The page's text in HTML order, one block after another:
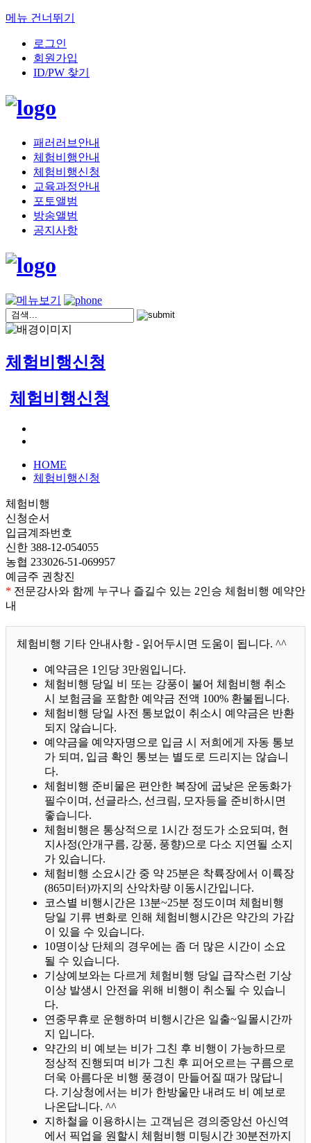
메뉴 건너뛰기
로그인
회원가입
ID/PW 찾기
패러러브안내
체험비행안내
체험비행신청
교육과정안내
포토앨범
방송앨범
공지사항
체험비행신청
체험비행신청
HOME
체험비행신청
체험비행
신청순서
입금계좌번호
신한 388-12-054055
농협 233026-51-069957
예금주 권창진
* 전문강사와 함께 누구나 즐길수 있는 2인승 체험비행 예약안
내
체험비행 기타 안내사항 - 읽어두시면 도움이 됩니다. ^^
예약금은 1인당 3만원입니다.
체험비행 당일 비 또는 강풍이 불어 체험비행 취소
시 보험금을 포함한 예약금 전액 100% 환불됩니다.
체험비행 당일 사전 통보없이 취소시 예약금은 반환
되지 않습니다.
예약금을 예약자명으로 입금 시 저희에게 자동 통보
가 되며, 입금 확인 통보는 별도로 드리지는 않습니
다.
체험비행 준비물은 편안한 복장에 굽낮은 운동화가
필수이며, 선글라스, 선크림, 모자등을 준비하시면
좋습니다.
체험비행은 통상적으로 1시간 정도가 소요되며, 현
지사정(안개구름, 강풍, 풍향)으로 다소 지연될 소지
가 있습니다.
체험비행 소요시간 중 약 25분은 착륙장에서 이륙장
(865미터)까지의 산악차량 이동시간입니다.
코스별 비행시간은 13분~25분 정도이며 체험비행
당일 기류 변화로 인해 체험비행시간은 약간의 가감
이 있을 수 있습니다.
10명이상 단체의 경우에는 좀 더 많은 시간이 소요
될 수 있습니다.
기상예보와는 다르게 체험비행 당일 급작스런 기상
이상 발생시 안전을 위해 비행이 취소될 수 있습니
다.
연중무휴로 운행하며 비행시간은 일출~일몰시간까
지 입니다.
약간의 비 예보는 비가 그친 후 비행이 가능하므로
정상적 진행되며 비가 그친 후 피어오르는 구름으로
더욱 아름다운 비행 풍경이 만들어질 때가 많답니
다. 기상청에서는 비가 한방울만 내려도 비 예보로
나온답니다. ^^
지하철을 이용하시는 고객님은 경의중앙선 아신역
에서 픽업을 원할시 체험비행 미팅시간 30분전까지